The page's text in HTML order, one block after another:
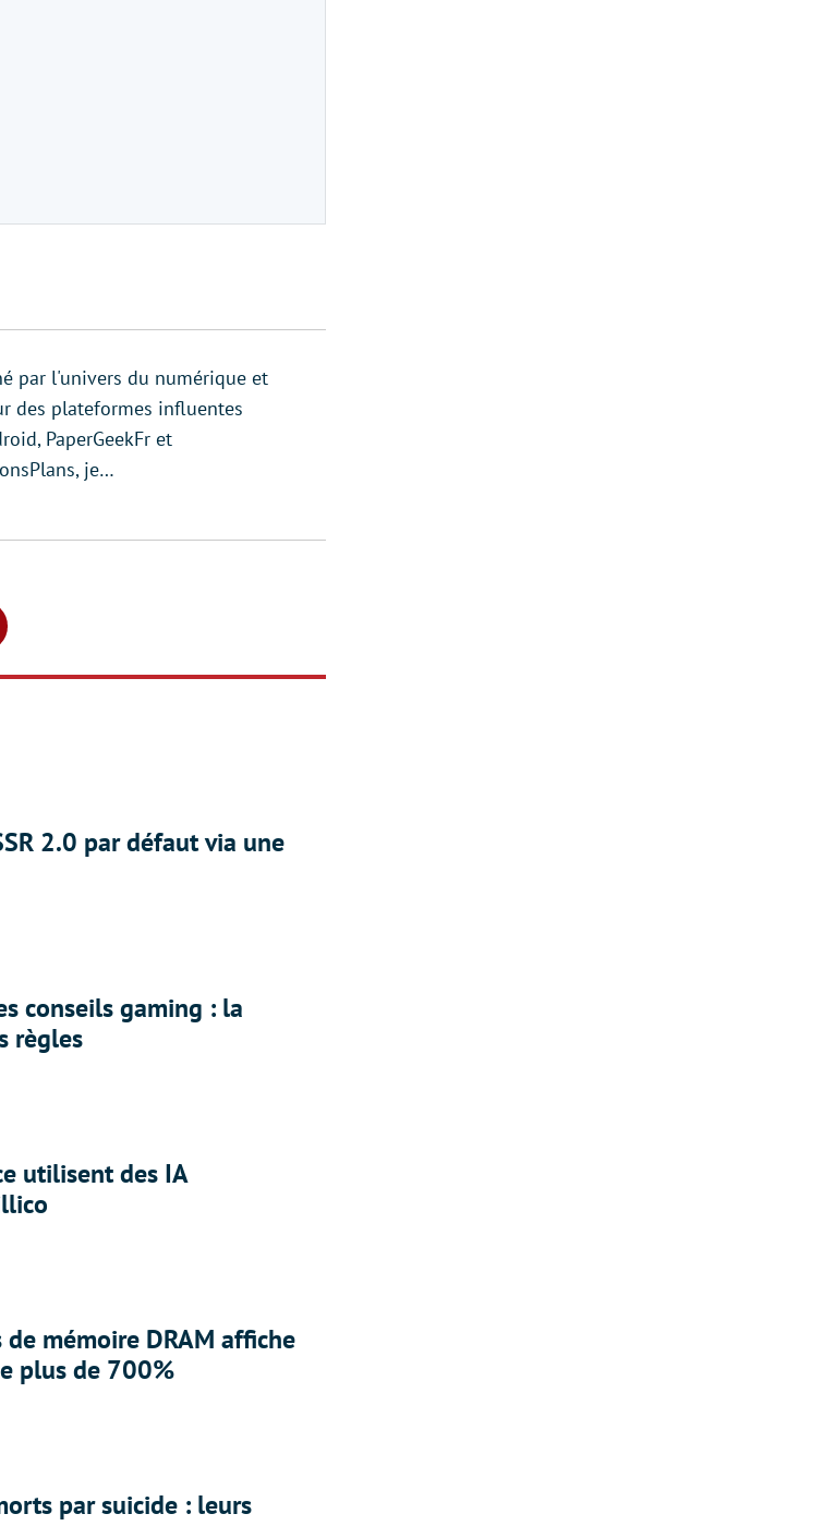
par l'univers du numérique et
des plateformes influentes
PaperGeekFr et
je…
2.0 par défaut via une
conseils gaming : la
règles
utilisent des IA
mémoire DRAM affiche
plus de 700%
par suicide : leurs